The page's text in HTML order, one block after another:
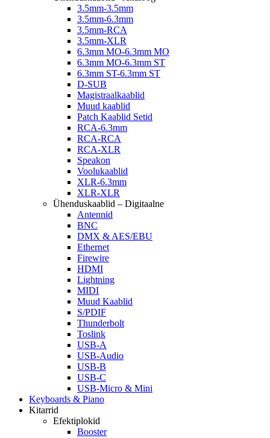
3.5mm-3.5mm
3.5mm-6.3mm
3.5mm-RCA
3.5mm-XLR
6.3mm MO-6.3mm MO
6.3mm MO-6.3mm ST
6.3mm ST-6.3mm ST
D-SUB
Magistraalkaablid
Muud kaablid
Patch Kaablid Setid
RCA-6.3mm
RCA-RCA
RCA-XLR
Speakon
Voolukaablid
XLR-6.3mm
XLR-XLR
Ühenduskaablid – Digitaalne
Antennid
BNC
DMX & AES/EBU
Ethernet
Firewire
HDMI
Lightning
MIDI
Muud Kaablid
S/PDIF
Thunderbolt
Toslink
USB-A
USB-Audio
USB-B
USB-C
USB-Micro & Mini
Keyboards & Piano
Kitarrid
Efektiplokid
Booster